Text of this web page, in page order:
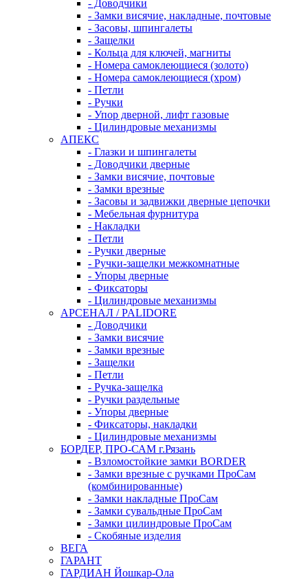
- Доводчики
- Замки висячие, накладные, почтовые
- Засовы, шпингалеты
- Защелки
- Кольца для ключей, магниты
- Номера самоклеющиеся (золото)
- Номера самоклеющиеся (хром)
- Петли
- Ручки
- Упор дверной, лифт газовые
- Цилиндровые механизмы
АПЕКС
- Глазки и шпингалеты
- Доводчики дверные
- Замки висячие, почтовые
- Замки врезные
- Засовы и задвижки дверные цепочки
- Мебельная фурнитура
- Накладки
- Петли
- Ручки дверные
- Ручки-защелки межкомнатные
- Упоры дверные
- Фиксаторы
- Цилиндровые механизмы
АРСЕНАЛ / PALIDORE
- Доводчики
- Замки висячие
- Замки врезные
- Защелки
- Петли
- Ручка-защелка
- Ручки раздельные
- Упоры дверные
- Фиксаторы, накладки
- Цилиндровые механизмы
БОРДЕР, ПРО-САМ г.Рязань
- Взломостойкие замки BORDER
- Замки врезные с ручками ПроСам
(комбинированные)
- Замки накладные ПроСам
- Замки сувальдные ПроСам
- Замки цилиндровые ПроСам
- Скобяные изделия
ВЕГА
ГАРАНТ
ГАРДИАН Йошкар-Ола